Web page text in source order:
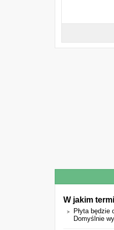
W jakim
Płyta będzie
Domyślnie